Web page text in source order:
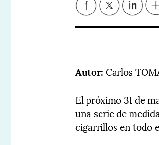
Autor:Carlos
El próximo 31 de
una serie de
cigarrillos en todo